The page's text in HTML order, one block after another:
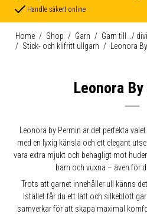
Handle säkert online
Home / Shop / Garn / Garn till ../
/ Stick- och klifritt ullgarn / Leonora
Leonora
Leonora by Permin är det perfekta
med en lyxig känsla och ett elegant
vara extra mjukt och behagligt mot
barn och vuxna – även för
Trots att garnet innehåller ull känns
Istället får du ett lätt och silkeblött
samverkar för att skapa maximal